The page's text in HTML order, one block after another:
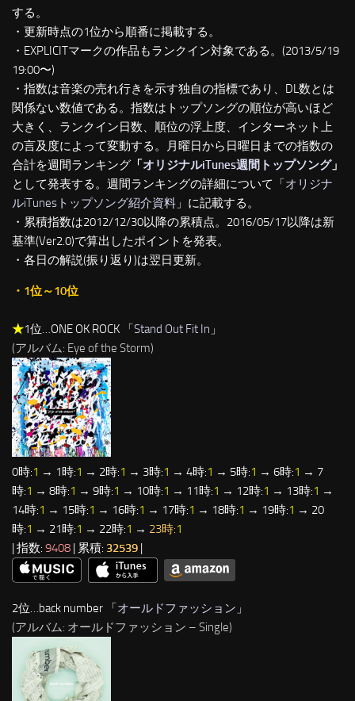
する。
・更新時点の1位から順番に掲載する。
・EXPLICITマークの作品もランクイン対象である。(2013/5/19
19:00〜)
・指数は音楽の売れ行きを示す独自の指標であり、DL数とは
関係ない数値である。指数はトップソングの順位が高いほど
大きく、ランクイン日数、順位の浮上度、インターネット上
の言及度によって変動する。月曜日から日曜日までの指数の
合計を週間ランキング 「オリジナルiTunes週間トップソング」
として発表する。週間ランキングの詳細について「オリジナ
ルiTunesトップソング紹介資料 」に記載する。
・累積指数は2012/12/30以降の累積点。2016/05/17以降は新
基準(Ver2.0)で算出したポイントを発表。
・各日の解説(振り返り)は翌日更新。
・1位～10位
★1位…ONE OK ROCK 「Stand Out Fit In 」
(アルバム: Eye of the Storm)
0時:1 → 1時:1 → 2時:1 → 3時:1 → 4時:1 → 5時:1 → 6時:1 → 7
時:1 → 8時:1 → 9時:1 → 10時:1 → 11時:1 → 12時:1 → 13時:1 →
14時:1 → 15時:1 → 16時:1 → 17時:1 → 18時:1 → 19時:1 → 20
時:1 → 21時:1 → 22時:1 → 23時:1
| 指数: 9408 | 累積: 32539 |
2位…back number 「オールドファッション 」
(アルバム: オールドファッション – Single)